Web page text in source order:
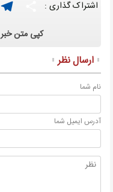
اشتراک گذاری :
کپی متن خبر
ارسال نظر
نام شما
آدرس ايميل شما